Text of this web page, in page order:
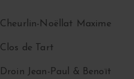
Cheurlin-Noëllat Maxime
Clos de Tart
Droin Jean-Paul & Benoït